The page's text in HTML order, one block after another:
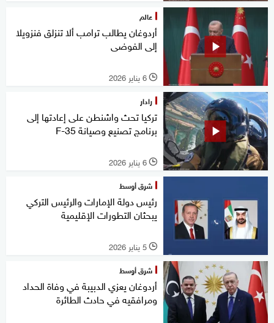
عالم
أردوغان يطالب ترامب ألا تنزلق فنزويلا
إلى الفوضى
l 6 يناير 2026
رادار
تركيا تحث واشنطن على إعادتها إلى
برنامج تصنيع وصيانة F-35
l 6 يناير 2026
شرق أوسط
رئيس دولة الإمارات والرئيس التركي
يبحثان التطورات الإقليمية
l 5 يناير 2026
شرق أوسط
أردوغان يعزي الدبيبة في وفاة الحداد
ومرافقيه في حادث الطائرة